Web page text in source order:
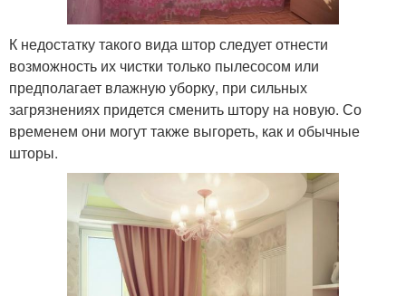
К недостатку такого вида штор следует отнести
возможность их чистки только пылесосом или
предполагает влажную уборку, при сильных
загрязнениях придется сменить штору на новую. Со
временем они могут также выгореть, как и обычные
шторы.